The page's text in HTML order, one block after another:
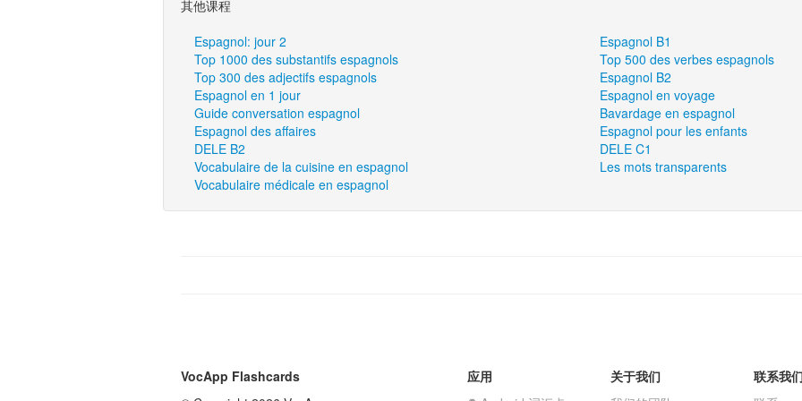
其他课程
Espagnol: jour 2
Espagnol B1
Top 1000 des substantifs espagnols
Top 500 des verbes espagnols
Top 300 des adjectifs espagnols
Espagnol B2
Espagnol en 1 jour
Espagnol en voyage
Guide conversation espagnol
Bavardage en espagnol
Espagnol des affaires
Espagnol pour les enfants
DELE B2
DELE C1
Vocabulaire de la cuisine en espagnol
Les mots transparents
Vocabulaire médicale en espagnol
VocApp Flashcards
应用
关于我们
联系我